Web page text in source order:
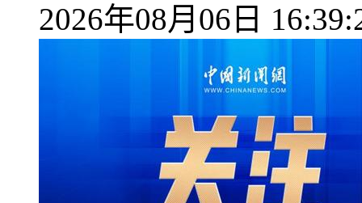
2026年08月06日